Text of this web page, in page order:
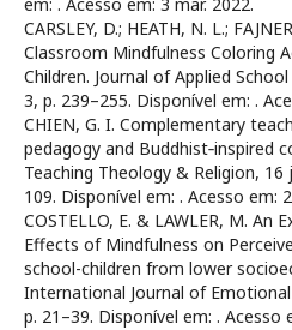
em: . Acesso em: 3 mar. 2022.
CARSLEY, D.; HEATH, N. L.;
Classroom Mindfulness Coloring
Children. Journal of Applied
3, p. 239–255. Disponível em: .
CHIEN, G. I. Complementary
pedagogy and Buddhist‐inspired
Teaching Theology & Religion, 16
109. Disponível em: . Acesso em:
COSTELLO, E. & LAWLER, M. An
Effects of Mindfulness on
school-children from lower
International Journal of
p. 21–39. Disponível em: . Acesso